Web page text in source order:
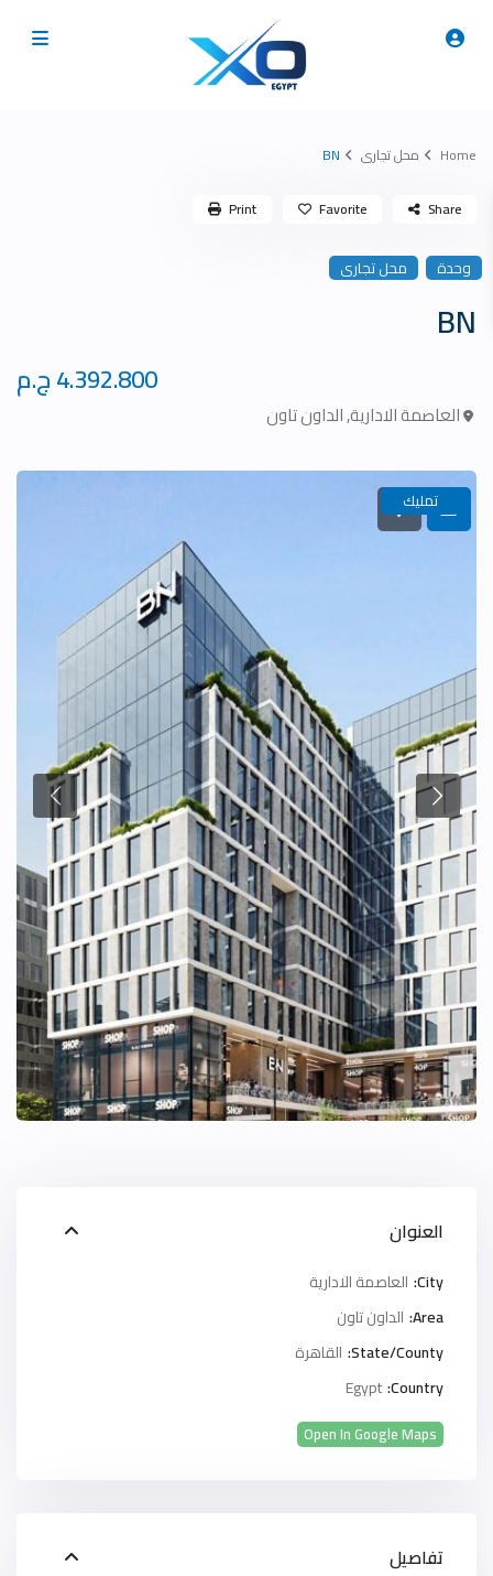
Home محل تجارى BN
وحدة محل تجارى
BN
العاصمة الادارية,الداون تاون
Share
Favorite
Print
تمليك
العنوان
City: العاصمة الادارية
Area: الداون تاون
State/County: القاهرة
Country:
Egypt
Open In Google Maps
تفاصيل